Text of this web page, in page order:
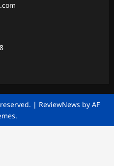
| ReviewNews by AF